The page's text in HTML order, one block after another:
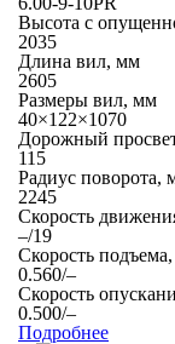
Высота с
2035
Длина вил, мм
2605
Размеры вил, мм
40×122×1070
Дорожный
115
Радиус поворота,
2245
Скорость
–/19
Скорость
0.560/–
Скорость
0.500/–
Подробнее